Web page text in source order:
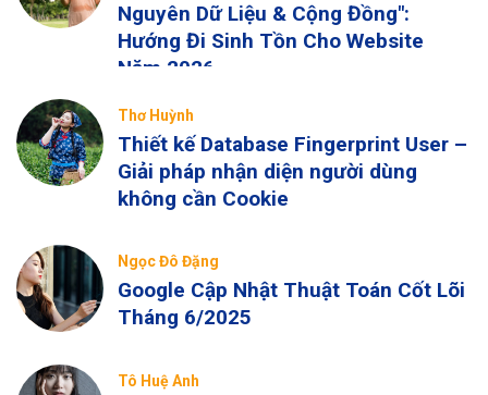
Nguyên Dữ Liệu & Cộng Đồng":
Hướng Đi Sinh Tồn Cho Website
Năm 2026
Thơ Huỳnh
Thiết kế Database Fingerprint User –
Giải pháp nhận diện người dùng
không cần Cookie
Ngọc Đô Đặng
Google Cập Nhật Thuật Toán Cốt Lõi
Tháng 6/2025
Tô Huệ Anh